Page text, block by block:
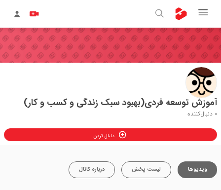
آموزش توسعه فردی(بهبود سبک زندگی و کسب و کار)
0 دنبال‌کننده
دنبال کردن
ویدیوها لیست پخش درباره کانال